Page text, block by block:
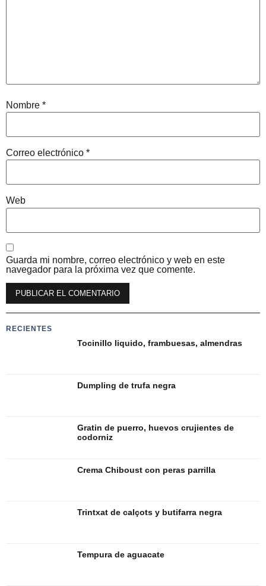
Nombre *
Correo electrónico *
Web
Guarda mi nombre, correo electrónico y web en este
navegador para la próxima vez que comente.
RECIENTES
Tocinillo liquido, frambuesas, almendras
Dumpling de trufa negra
Gratin de puerro, huevos crujientes de
codorniz
Crema Chiboust con peras parrilla
Trintxat de calçots y butifarra negra
Tempura de aguacate